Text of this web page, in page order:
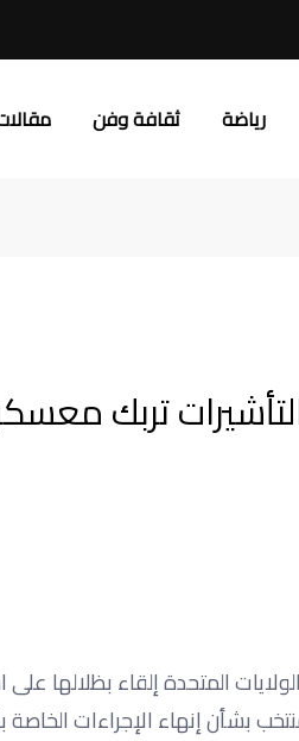
رياضة ثقافة وفن
تربك
بشأن إنهاء الإجراءات